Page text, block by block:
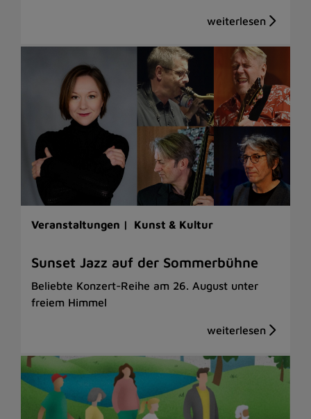
Veranstaltungen | Kunst & Kultur
Sunset Jazz auf der Sommerbühne
Beliebte Konzert-Reihe am 26. August unter
freiem Himmel